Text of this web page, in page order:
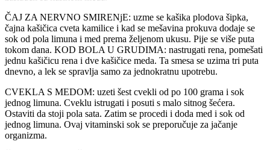
ČAJ ZA NERVNO SMIRENjE: uzme se kašika plodova šipka,
čajna kašičica cveta kamilice i kad se mešavina prokuva dodaje se
sok od pola limuna i med prema željenom ukusu. Pije se više puta
tokom dana. KOD BOLA U GRUDIMA: nastrugati rena, pomešati
jednu kašičicu rena i dve kašičice meda. Ta smesa se uzima tri puta
dnevno, a lek se spravlja samo za jednokratnu upotrebu.
CVEKLA S MEDOM: uzeti šest cvekli od po 100 grama i sok
jednog limuna. Cveklu istrugati i posuti s malo sitnog šećera.
Ostaviti da stoji pola sata. Zatim se procedi i doda med i sok od
jednog limuna. Ovaj vitaminski sok se preporučuje za jačanje
organizma.